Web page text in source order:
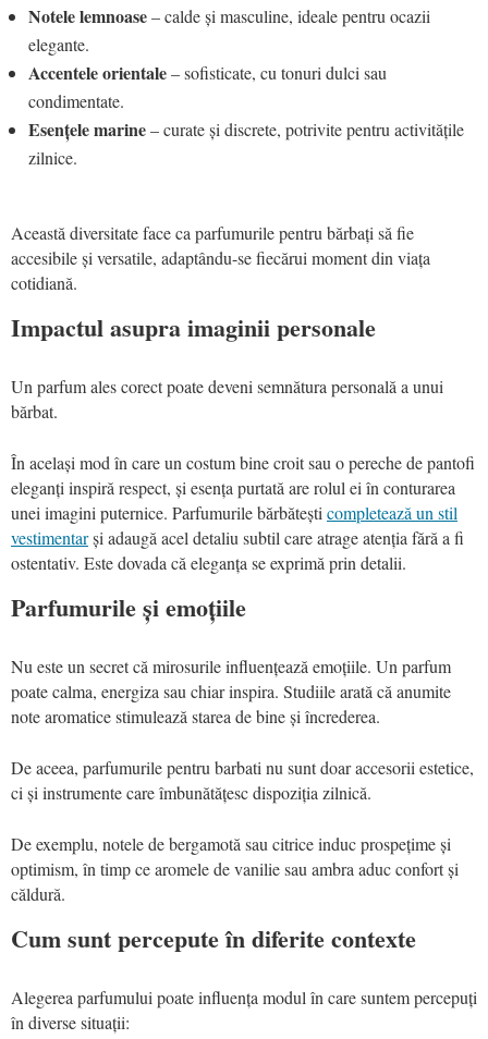
Notele lemnoase– calde și masculine, ideale pentru ocazii
elegante.
Accentele orientale– sofisticate, cu tonuri dulci sau
condimentate.
Esențele marine– curate și discrete, potrivite pentru activitățile
zilnice.
Această diversitate face ca parfumurile pentru bărbați să fie
accesibile și versatile, adaptându-se fiecărui moment din viața
cotidiană.
Impactul asupra imaginii personale
Un parfum ales corect poate deveni semnătura personală a unui
bărbat.
În același mod în care un costum bine croit sau o pereche de pantofi
eleganți inspiră respect, și esența purtată are rolul ei în conturarea
unei imagini puternice. Parfumurile bărbătești completează un stil
vestimentarși adaugă acel detaliu subtil care atrage atenția fără a fi
ostentativ. Este dovada că eleganța se exprimă prin detalii.
Parfumurile și emoțiile
Nu este un secret că mirosurile influențează emoțiile. Un parfum
poate calma, energiza sau chiar inspira. Studiile arată că anumite
note aromatice stimulează starea de bine și încrederea.
De aceea, parfumurile pentru barbati nu sunt doar accesorii estetice,
ci și instrumente care îmbunătățesc dispoziția zilnică.
De exemplu, notele de bergamotă sau citrice induc prospețime și
optimism, în timp ce aromele de vanilie sau ambra aduc confort și
căldură.
Cum sunt percepute în diferite contexte
Alegerea parfumului poate influența modul în care suntem percepuți
în diverse situații: